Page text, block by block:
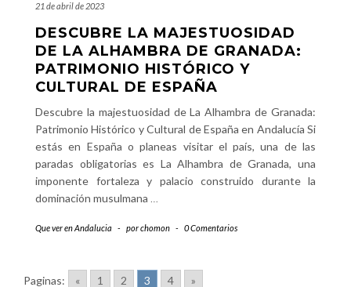
21 de abril de 2023
DESCUBRE LA MAJESTUOSIDAD
DE LA ALHAMBRA DE GRANADA:
PATRIMONIO HISTÓRICO Y
CULTURAL DE ESPAÑA
Descubre la majestuosidad de La Alhambra de Granada:
Patrimonio Histórico y Cultural de España en Andalucía Si
estás en España o planeas visitar el país, una de las
paradas obligatorias es La Alhambra de Granada, una
imponente fortaleza y palacio construido durante la
dominación musulmana …
Que ver en Andalucia - porchomon - 0 Comentarios
Paginas: « 1 2 3 4 »